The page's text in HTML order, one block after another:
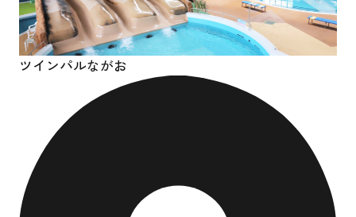
ツインパルながお